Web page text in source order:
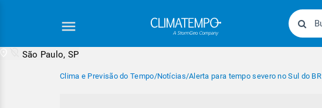
São Paulo, SP
Clima e Previsão do Tempo/Notícias/Alerta para tempo severo no Sul do BR